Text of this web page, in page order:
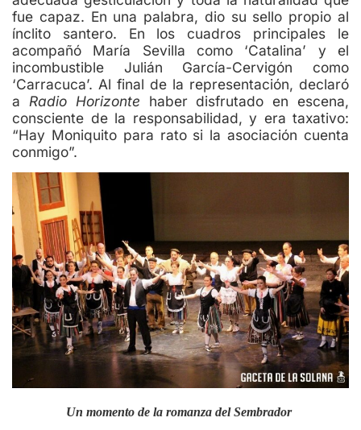
fue capaz. En una palabra, dio su sello propio al
ínclito santero. En los cuadros principales le
acompañó María Sevilla como ‘Catalina’ y el
incombustible Julián García-Cervigón como
‘Carracuca’. Al final de la representación, declaró
a Radio Horizonte haber disfrutado en escena,
consciente de la responsabilidad, y era taxativo:
“Hay Moniquito para rato si la asociación cuenta
conmigo”.
Un momento de la romanza del Sembrador